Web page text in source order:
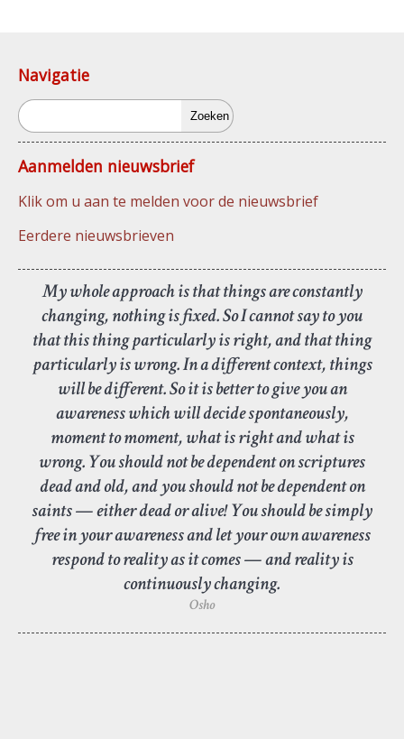
Navigatie
Zoeken
Aanmelden nieuwsbrief
Klik om u aan te melden voor de nieuwsbrief
Eerdere nieuwsbrieven
My whole approach is that things are constantly
changing, nothing is fixed. So I cannot say to you
that this thing particularly is right, and that thing
particularly is wrong. In a different context, things
will be different. So it is better to give you an
awareness which will decide spontaneously,
moment to moment, what is right and what is
wrong. You should not be dependent on scriptures
dead and old, and you should not be dependent on
saints — either dead or alive! You should be simply
free in your awareness and let your own awareness
respond to reality as it comes — and reality is
continuously changing.
Osho